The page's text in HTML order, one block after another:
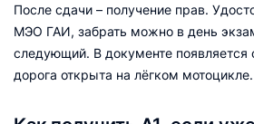
После сдачи – получение прав.
МЭО ГАИ, забрать можно в день
следующий. В документе появляется
дорога открыта на лёгком мотоцикле.